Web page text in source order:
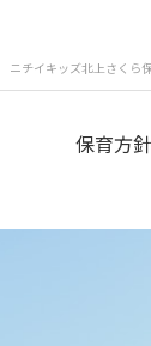
ニチイキッズ北上さくら
保育方針